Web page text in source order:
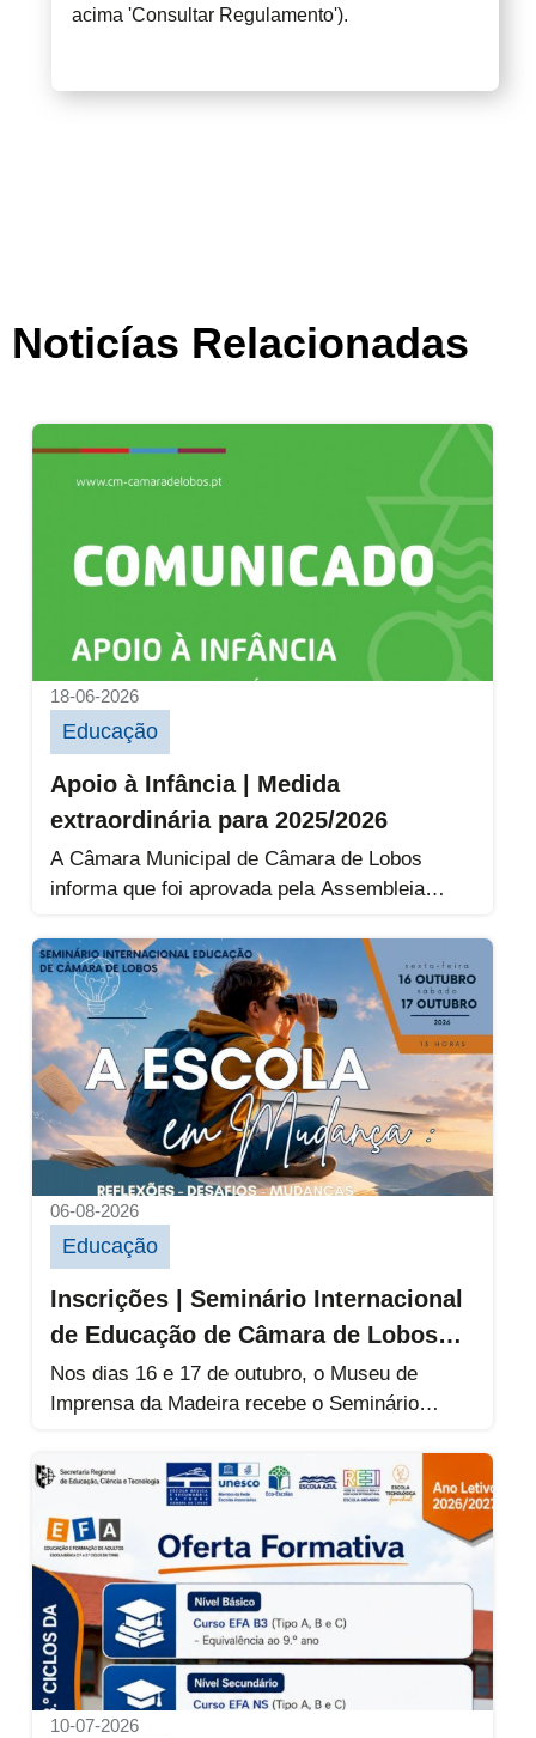
acima 'Consultar Regulamento').
Noticías Relacionadas
Apoio à Infância | Medida extraordinária
18-06-2026
Educação
Apoio à Infância | Medida
extraordinária para 2025/2026
A Câmara Municipal de Câmara de Lobos
informa que foi aprovada pela Assembleia
Inscrições | Seminário Internacional de
06-08-2026
Educação
Inscrições | Seminário Internacional
de Educação de Câmara de Lobos
2026
Nos dias 16 e 17 de outubro, o Museu de
Imprensa da Madeira recebe o Seminário
Oferta Formativa de Educação de Adultos
10-07-2026